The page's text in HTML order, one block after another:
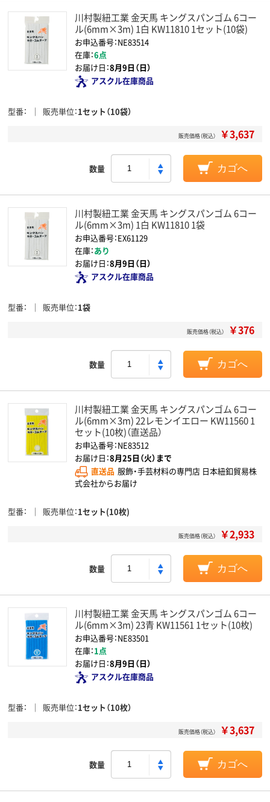
川村製紐工業 金天馬 キングスパンゴム 6コー
ル(6mm×3m) 1白 KW11810 1セット(10袋)
お申込番号：NE83514
在庫：6点
お届け日：8月9日（日）
アスクル在庫商品
型番 販売単位 1セット（10袋）
販売価格（税込） ￥3,637
数量 カゴへ
川村製紐工業 金天馬 キングスパンゴム 6コー
ル(6mm×3m) 1白 KW11810 1袋
お申込番号：EX61129
在庫：あり
お届け日：8月9日（日）
アスクル在庫商品
型番 販売単位 1袋
販売価格（税込） ￥376
数量 カゴへ
川村製紐工業 金天馬 キングスパンゴム 6コー
ル(6mm×3m) 22レモンイエロー KW11560 1
セット(10枚)（直送品）
お申込番号：NE83512
お届け日：8月25日（火）まで
直送品 服飾・手芸材料の専門店 日本紐釦貿易株
式会社からお届け
型番 販売単位 1セット(10枚)
販売価格（税込） ￥2,933
数量 カゴへ
川村製紐工業 金天馬 キングスパンゴム 6コー
ル(6mm×3m) 23青 KW11561 1セット(10枚)
お申込番号：NE83501
在庫：1点
お届け日：8月9日（日）
アスクル在庫商品
型番 販売単位 1セット（10枚）
販売価格（税込） ￥3,637
数量 カゴへ